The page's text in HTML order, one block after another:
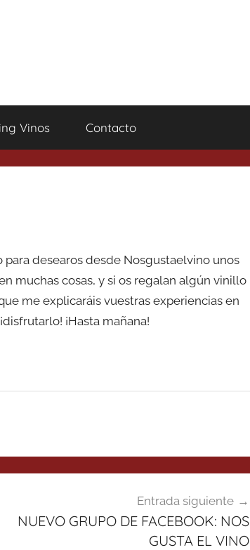
Vinos Contacto
desearos desde Nosgustaelvino unos
muchas cosas, y si os regalan algún vinillo
me explicaráis vuestras experiencias en
¡Hasta mañana!
Entrada siguiente
NUEVO GRUPO DE FACEBOOK: NOS
GUSTA EL VINO